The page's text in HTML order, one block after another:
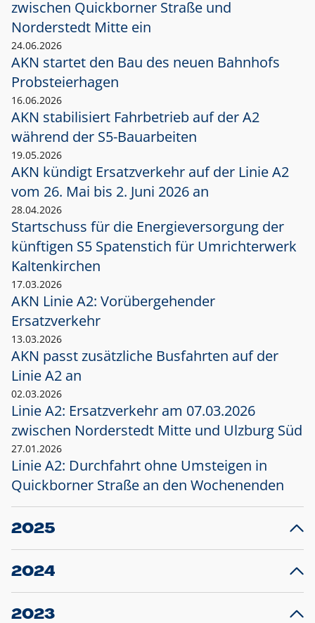
zwischen Quickborner Straße und
Norderstedt Mitte ein
24.06.2026
AKN startet den Bau des neuen Bahnhofs
Probsteierhagen
16.06.2026
AKN stabilisiert Fahrbetrieb auf der A2
während der S5-Bauarbeiten
19.05.2026
AKN kündigt Ersatzverkehr auf der Linie A2
vom 26. Mai bis 2. Juni 2026 an
28.04.2026
Startschuss für die Energieversorgung der
künftigen S5 Spatenstich für Umrichterwerk
Kaltenkirchen
17.03.2026
AKN Linie A2: Vorübergehender
Ersatzverkehr
13.03.2026
AKN passt zusätzliche Busfahrten auf der
Linie A2 an
02.03.2026
Linie A2: Ersatzverkehr am 07.03.2026
zwischen Norderstedt Mitte und Ulzburg Süd
27.01.2026
Linie A2: Durchfahrt ohne Umsteigen in
Quickborner Straße an den Wochenenden
2025
23.12.2025
Projekt S5: Start der Bauarbeiten am
2024
10.12.2024
Großprojekt S5: Sperrung der Bahnstraße in
2023